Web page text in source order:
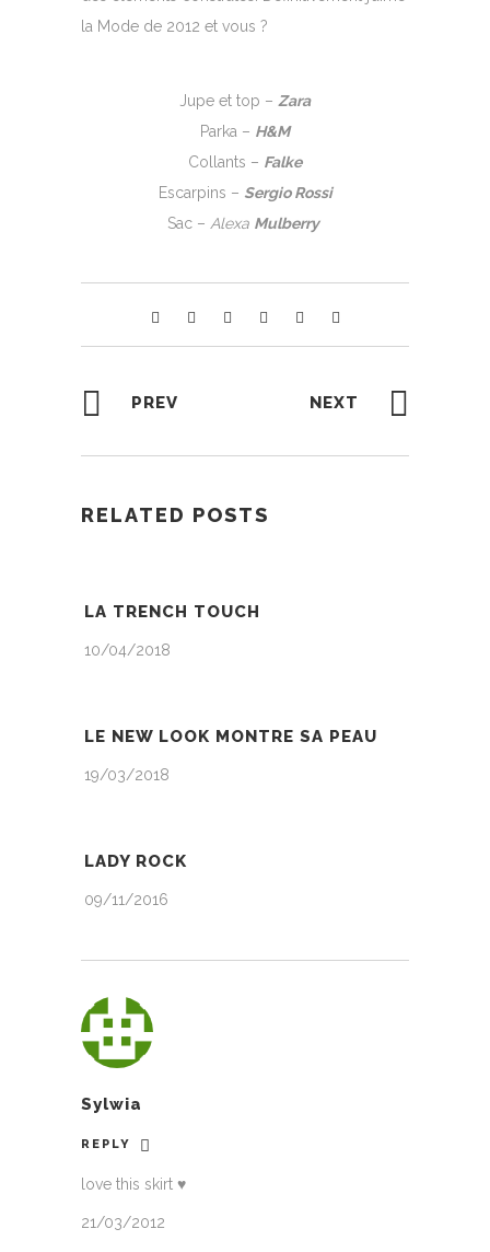
la Mode de 2012 et vous ?
Jupe et top – Zara
Parka – H&M
Collants – Falke
Escarpins – Sergio Rossi
Sac – Alexa Mulberry
PREV NEXT
RELATED POSTS
LA TRENCH TOUCH
10/04/2018
LE NEW LOOK MONTRE SA PEAU
19/03/2018
LADY ROCK
09/11/2016
Sylwia
REPLY
love this skirt ♥
21/03/2012